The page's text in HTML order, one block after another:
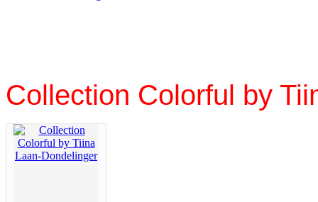
Collection Colorful by